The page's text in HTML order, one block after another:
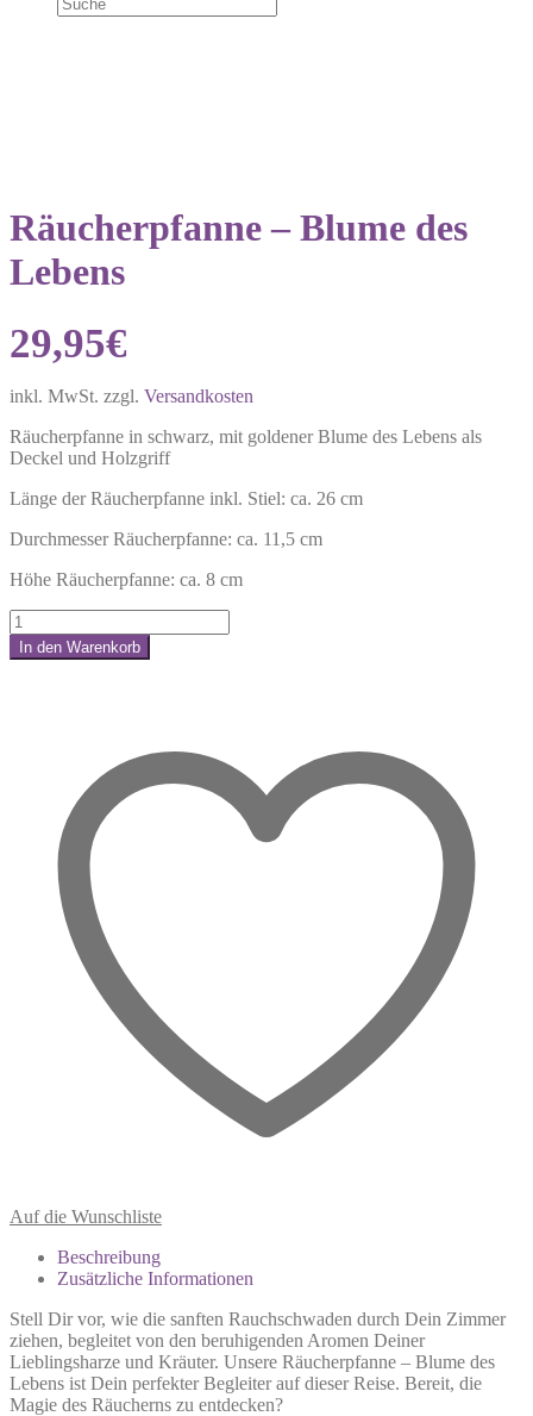
Räucherpfanne – Blume des
Lebens
29,95€
inkl. MwSt. zzgl. Versandkosten
Räucherpfanne in schwarz, mit goldener Blume des Lebens als
Deckel und Holzgriff
Länge der Räucherpfanne inkl. Stiel: ca. 26 cm
Durchmesser Räucherpfanne: ca. 11,5 cm
Höhe Räucherpfanne: ca. 8 cm
Räucherpfanne
-
Blume
In den Warenkorb
Auf die Wunschliste
Beschreibung
Zusätzliche Informationen
Stell Dir vor, wie die sanften Rauchschwaden durch Dein Zimmer
ziehen, begleitet von den beruhigenden Aromen Deiner
Lieblingsharze und Kräuter. Unsere Räucherpfanne – Blume des
Lebens ist Dein perfekter Begleiter auf dieser Reise. Bereit, die
Magie des Räucherns zu entdecken?